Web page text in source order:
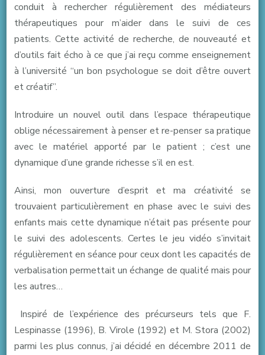
conduit à rechercher régulièrement des médiateurs
thérapeutiques pour m’aider dans le suivi de ces
patients. Cette activité de recherche, de nouveauté et
d’outils fait écho à ce que j’ai reçu comme enseignement
à l’université “un bon psychologue se doit d’être ouvert
et créatif”.
Introduire un nouvel outil dans l’espace thérapeutique
oblige nécessairement à penser et re-penser sa pratique
avec le matériel apporté par le patient ; c’est une
dynamique d’une grande richesse s’il en est.
Ainsi, mon ouverture d’esprit et ma créativité se
trouvaient particulièrement en phase avec le suivi des
enfants mais cette dynamique n’était pas présente pour
le suivi des adolescents. Certes le jeu vidéo s’invitait
régulièrement en séance pour ceux dont les capacités de
verbalisation permettait un échange de qualité mais pour
les autres…
Inspiré de l’expérience des précurseurs tels que F.
Lespinasse (1996), B. Virole (1992) et M. Stora (2002)
parmi les plus connus, j’ai décidé en décembre 2011 de